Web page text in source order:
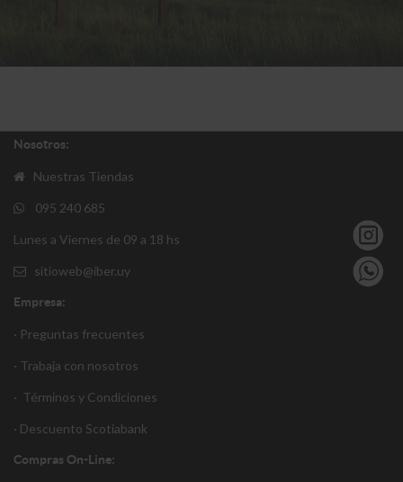
Nosotros:
Nuestras Tiendas
095 240 685
Lunes a Viernes de 09 a 18 hs
sitioweb@iber.uy
Empresa:
· Preguntas frecuentes
· Trabaja con nosotros
· Términos y Condiciones
· Descuento Scotiabank
Compras On-Line: